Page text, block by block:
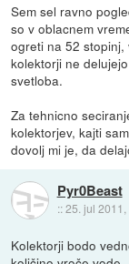
Sem sel ravno
so v oblacnem
ogreti na 52
kolektorji ne
svetloba.
Za tehnicno
kolektorjev, kajti
dovolj mi je, da
Pyr0Beast
::25. jul 2011,
Kolektorji bodo